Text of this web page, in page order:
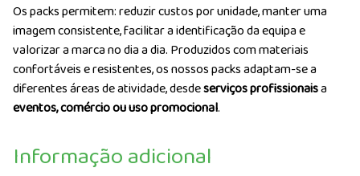
Os packs permitem: reduzir custos por unidade, manter uma
imagem consistente, facilitar a identificação da equipa e
valorizar a marca no dia a dia. Produzidos com materiais
confortáveis e resistentes, os nossos packs adaptam-se a
diferentes áreas de atividade, desdeserviços profissionaisa
eventos, comércio ou uso promocional.
Informação adicional